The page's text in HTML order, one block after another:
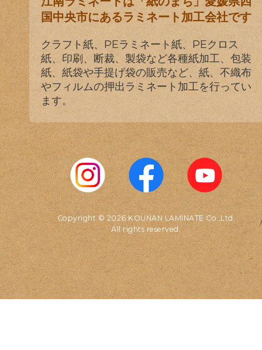
国中央市にあるラミネート加工会社です
クラフト紙、PEラミネート紙、PEクロス
紙、印刷、断裁、製袋など各種紙加工、包装
紙、紙袋や手提げ袋の販売など、紙、不織布
やフィルムの押出ラミネート加工を行ってい
ます。
Copyright © 2026 KOUNAN LAMINATE Co.,Ltd.
All rights reserved.